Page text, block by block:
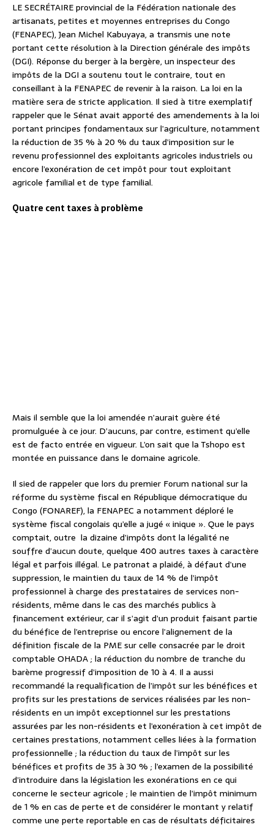
LE SECRÉTAIRE provincial de la Fédération nationale des
artisanats, petites et moyennes entreprises du Congo
(FENAPEC), Jean Michel Kabuyaya, a transmis une note
portant cette résolution à la Direction générale des impôts
(DGI). Réponse du berger à la bergère, un inspecteur des
impôts de la DGI a soutenu tout le contraire, tout en
conseillant à la FENAPEC de revenir à la raison. La loi en la
matière sera de stricte application. Il sied à titre exemplatif
rappeler que le Sénat avait apporté des amendements à la loi
portant principes fondamentaux sur l’agriculture, notamment
la réduction de 35 % à 20 % du taux d’imposition sur le
revenu professionnel des exploitants agricoles industriels ou
encore l’exonération de cet impôt pour tout exploitant
agricole familial et de type familial.
Quatre cent taxes à problème
Mais il semble que la loi amendée n’aurait guère été
promulguée à ce jour. D’aucuns, par contre, estiment qu’elle
est de facto entrée en vigueur. L’on sait que la Tshopo est
montée en puissance dans le domaine agricole.
Il sied de rappeler que lors du premier Forum national sur la
réforme du système fiscal en République démocratique du
Congo (FONAREF), la FENAPEC a notamment déploré le
système fiscal congolais qu’elle a jugé « inique ». Que le pays
comptait, outre la dizaine d’impôts dont la légalité ne
souffre d’aucun doute, quelque 400 autres taxes à caractère
légal et parfois illégal. Le patronat a plaidé, à défaut d’une
suppression, le maintien du taux de 14 % de l’impôt
professionnel à charge des prestataires de services non-
résidents, même dans le cas des marchés publics à
financement extérieur, car il s’agit d’un produit faisant partie
du bénéfice de l’entreprise ou encore l’alignement de la
définition fiscale de la PME sur celle consacrée par le droit
comptable OHADA ; la réduction du nombre de tranche du
barème progressif d’imposition de 10 à 4. Il a aussi
recommandé la requalification de l’impôt sur les bénéfices et
profits sur les prestations de services réalisées par les non-
résidents en un impôt exceptionnel sur les prestations
assurées par les non-résidents et l’exonération à cet impôt de
certaines prestations, notamment celles liées à la formation
professionnelle ; la réduction du taux de l’impôt sur les
bénéfices et profits de 35 à 30 % ; l’examen de la possibilité
d’introduire dans la législation les exonérations en ce qui
concerne le secteur agricole ; le maintien de l’impôt minimum
de 1 % en cas de perte et de considérer le montant y relatif
comme une perte reportable en cas de résultats déficitaires